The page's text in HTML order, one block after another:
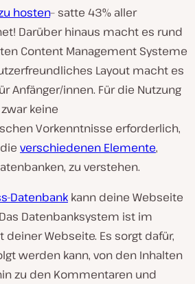
hosten– satte 43% aller
Darüber hinaus macht es rund
Content Management Systeme
Layout macht es
Anfänger/innen. Für die Nutzung
keine
Vorkenntnisse erforderlich,
verschiedenen Elemente,
zu verstehen.
Datenbank kann deine Webseite
Datenbanksystem ist im
deiner Webseite. Es sorgt dafür,
werden kann, von den Inhalten
zu den Kommentaren und